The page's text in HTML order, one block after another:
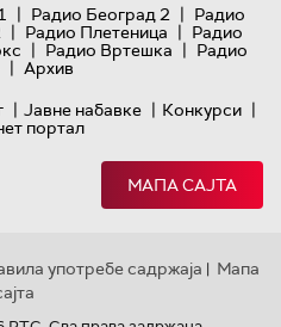
| Радио Београд 2 | Радио
| Радио Плетеница | Радио
| Радио Вртешка | Радио
| Архив
| Јавне набавке | Конкурси |
портал
МАПА САЈТА
употребе садржаја | Мапа